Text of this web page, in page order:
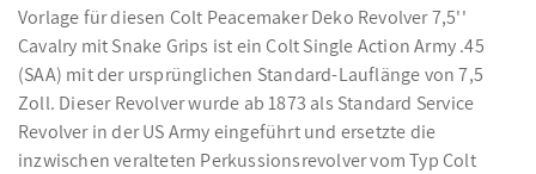
Vorlage für diesen Colt Peacemaker Deko Revolver 7,5''
Cavalry mit Snake Grips ist ein Colt Single Action Army .45
(SAA) mit der ursprünglichen Standard-Lauflänge von 7,5
Zoll. Dieser Revolver wurde ab 1873 als Standard Service
Revolver in der US Army eingeführt und ersetzte die
inzwischen veralteten Perkussionsrevolver vom Typ Colt